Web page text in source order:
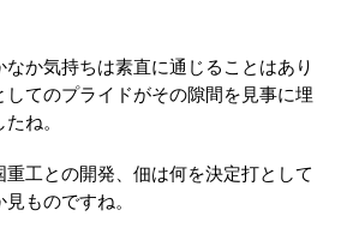
なか気持ちは素直に通じることはあり
してのプライドがその隙間を見事に埋
ね。
重工との開発、佃は何を決定打として
ものですね。